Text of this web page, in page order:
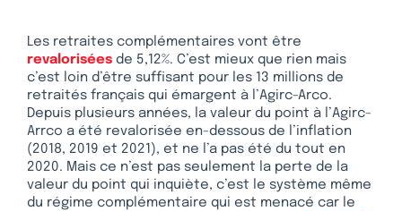
Les retraites complémentaires vont être
revalorisées de 5,12%. C’est mieux que rien mais
c’est loin d’être suffisant pour les 13 millions de
retraités français qui émargent à l’Agirc-Arco.
Depuis plusieurs années, la valeur du point à l’Agirc-
Arrco a été revalorisée en-dessous de l’inflation
(2018, 2019 et 2021), et ne l’a pas été du tout en
2020. Mais ce n’est pas seulement la perte de la
valeur du point qui inquiète, c’est le système même
du régime complémentaire qui est menacé car le